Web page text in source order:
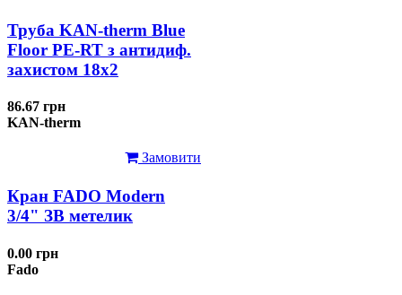
Труба KAN-therm Blue
Floor PE-RT з антидиф.
захистом 18х2
86.67 грн
KAN-therm
Замовити
Кран FADO Modern
3/4" ЗВ метелик
0.00 грн
Fado